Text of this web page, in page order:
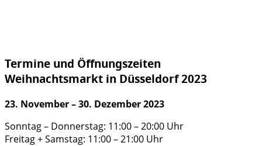
Termine und Öffnungszeiten
Weihnachtsmarkt in Düsseldorf 2023
23. November – 30. Dezember 2023
Sonntag – Donnerstag: 11:00 – 20:00 Uhr
Freitag + Samstag: 11:00 – 21:00 Uhr